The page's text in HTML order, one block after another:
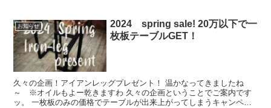
お知らせ
2024 spring sale! 20万以下で一
枚板テーブルGET！
久々の企画！アイアンレッグプレゼント！ 温かなってきましたね
～ ※オイルもよー乾きますわ 久々の企画ということでご案内です
ッ。 一枚板のみの価格でテーブルが出来上がってしまうキャンペー